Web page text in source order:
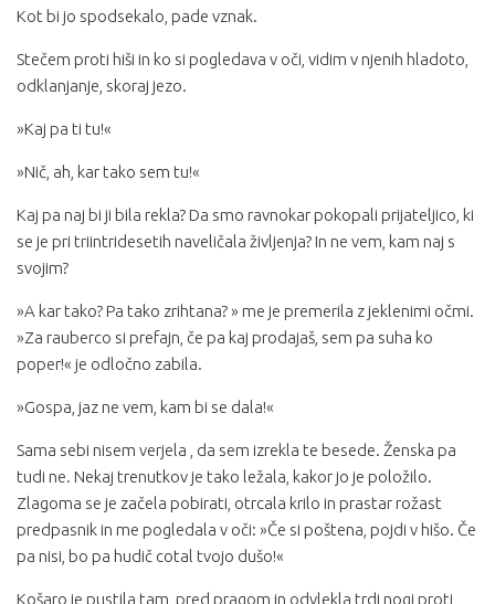
Kot bi jo spodsekalo, pade vznak.
Stečem proti hiši in ko si pogledava v oči, vidim v njenih hladoto,
odklanjanje, skoraj jezo.
»Kaj pa ti tu!«
»Nič, ah, kar tako sem tu!«
Kaj pa naj bi ji bila rekla? Da smo ravnokar pokopali prijateljico, ki
se je pri triintridesetih naveličala življenja? In ne vem, kam naj s
svojim?
»A kar tako? Pa tako zrihtana? » me je premerila z jeklenimi očmi.
»Za rauberco si prefajn, če pa kaj prodajaš, sem pa suha ko
poper!« je odločno zabila.
»Gospa, jaz ne vem, kam bi se dala!«
Sama sebi nisem verjela , da sem izrekla te besede. Ženska pa
tudi ne. Nekaj trenutkov je tako ležala, kakor jo je položilo.
Zlagoma se je začela pobirati, otrcala krilo in prastar rožast
predpasnik in me pogledala v oči: »Če si poštena, pojdi v hišo. Če
pa nisi, bo pa hudič cotal tvojo dušo!«
Košaro je pustila tam, pred pragom in odvlekla trdi nogi proti